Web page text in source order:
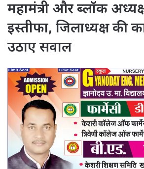
महामंत्री और ब्लॉक
इस्तीफा, जिलाध्यक्ष की
उठाए सवाल